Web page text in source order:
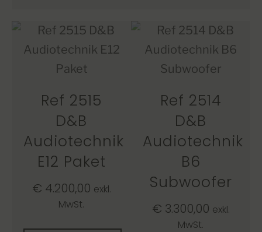
Ref 2515
D&B
Audiotechnik
E12 Paket
€ 4.200,00 exkl.
MwSt.
Ref 2514
D&B
Audiotechnik
B6
Subwoofer
€ 3.300,00 exkl.
MwSt.